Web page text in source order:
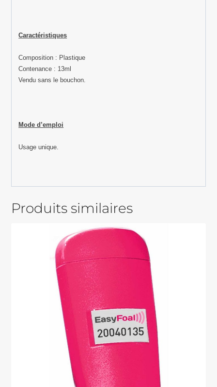
Caractéristiques
Composition : Plastique
Contenance : 13ml
Vendu sans le bouchon.
Mode d’emploi
Usage unique.
Produits similaires